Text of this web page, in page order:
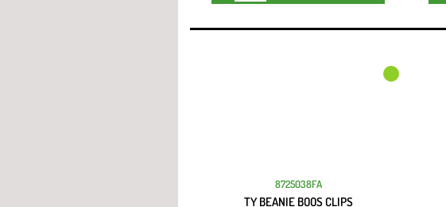
8725038FA
TY BEANIE BOOS CLIPS